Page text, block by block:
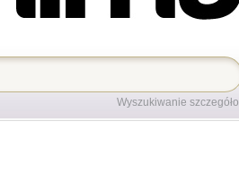
Wyszukiwanie